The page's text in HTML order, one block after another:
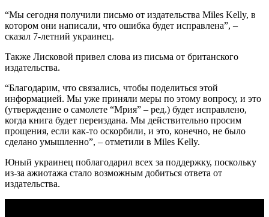
“Мы сегодня получили письмо от издательства Miles Kelly, в
котором они написали, что ошибка будет исправлена”, –
сказал 7-летний украинец.
Также Лисковой привел слова из письма от британского
издательства.
“Благодарим, что связались, чтобы поделиться этой
информацией. Мы уже приняли меры по этому вопросу, и это
(утверждение о самолете “Мрия” – ред.) будет исправлено,
когда книга будет переиздана. Мы действительно просим
прощения, если как-то оскорбили, и это, конечно, не было
сделано умышленно”, – отметили в Miles Kelly.
Юный украинец поблагодарил всех за поддержку, поскольку
из-за ажиотажа стало возможным добиться ответа от
издательства.